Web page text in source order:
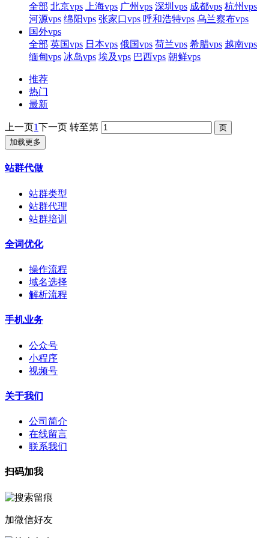
全部 北京vps 上海vps 广州vps 深圳vps 成都vps 杭州vps
河源vps 绵阳vps 张家口vps 呼和浩特vps 乌兰察布vps
国外vps
全部 英国vps 日本vps 俄国vps 荷兰vps 希腊vps 越南vps
缅甸vps 冰岛vps 埃及vps 巴西vps 朝鲜vps
推荐
热门
最新
上一页1下一页 转至第
加载更多
站群代做
站群类型
站群代理
站群培训
全词优化
操作流程
域名选择
解析流程
手机业务
公众号
小程序
视频号
关于我们
公司简介
在线留言
联系我们
扫码加我
加微信好友